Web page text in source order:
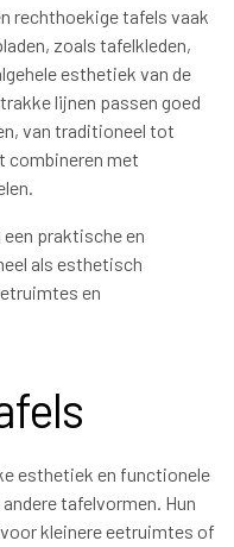
rechthoekige tafels vaak
zoals tafelkleden,
esthetiek van de
lijnen passen goed
van traditioneel tot
combineren met
praktische en
als esthetisch
en
esthetiek en functionele
tafelvormen. Hun
kleinere eetruimtes of